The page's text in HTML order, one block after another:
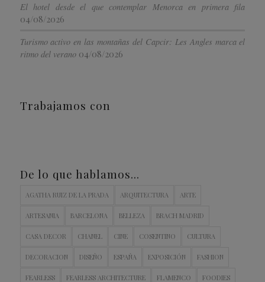
El hotel desde el que contemplar Menorca en primera fila
04/08/2026
Turismo activo en las montañas del Capcir: Les Angles marca el
ritmo del verano 04/08/2026
Trabajamos con
De lo que hablamos…
AGATHA RUIZ DE LA PRADA ARQUITECTURA ARTE
ARTESANIA BARCELONA BELLEZA BRACH MADRID
CASA DECOR CHANEL CINE COSENTINO CULTURA
DECORACION DISEÑO ESPAÑA EXPOSICIÓN FASHION
FEARLESS FEARLESS ARCHITECTURE FLAMENCO FOODIES